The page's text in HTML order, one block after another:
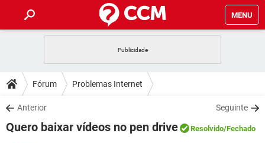
MENU
CELULAR FACEBOOK
OUTLOOK
INSTAGRAM GMAIL
DICAS
JOGOS WHATSAPP
DOWNLOADS
JOGOS WHATSAPP
FÓRUM
Fórum Problemas Internet
Anterior Seguinte
Quero baixar vídeos no pen drive Resolvido/Fechado